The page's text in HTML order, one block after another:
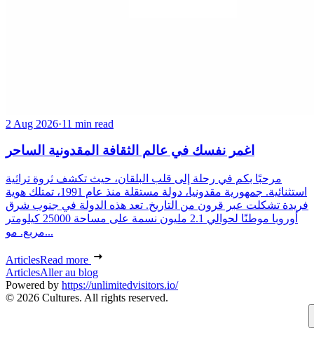
2 Aug 2026·11 min read
اغمر نفسك في عالم الثقافة المقدونية الساحر
مرحبًا بكم في رحلة إلى قلب البلقان، حيث تكشف ثروة تراثية
استثنائية. جمهورية مقدونيا، دولة مستقلة منذ عام 1991، تمتلك هوية
فريدة تشكلت عبر قرون من التاريخ. تعد هذه الدولة في جنوب شرق
أوروبا موطنًا لحوالي 2.1 مليون نسمة على مساحة 25000 كيلومتر
مربع. مو...
ArticlesRead more
ArticlesAller au blog
Powered by https://unlimitedvisitors.io/
© 2026 Cultures. All rights reserved.